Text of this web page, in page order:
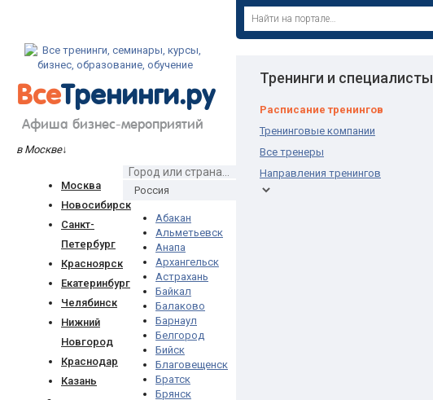
ВсеТренинги.ру
Афиша бизнес-мероприятий
в Москве↓
Москва
Новосибирск
Санкт-
Петербург
Красноярск
Екатеринбург
Челябинск
Нижний
Новгород
Краснодар
Казань
Абакан
Альметьевск
Анапа
Архангельск
Астрахань
Байкал
Балаково
Барнаул
Белгород
Бийск
Благовещенск
Братск
Брянск
Тренинги и специалисты
Расписание тренингов
Тренинговые компании
Все тренеры
Направления тренингов